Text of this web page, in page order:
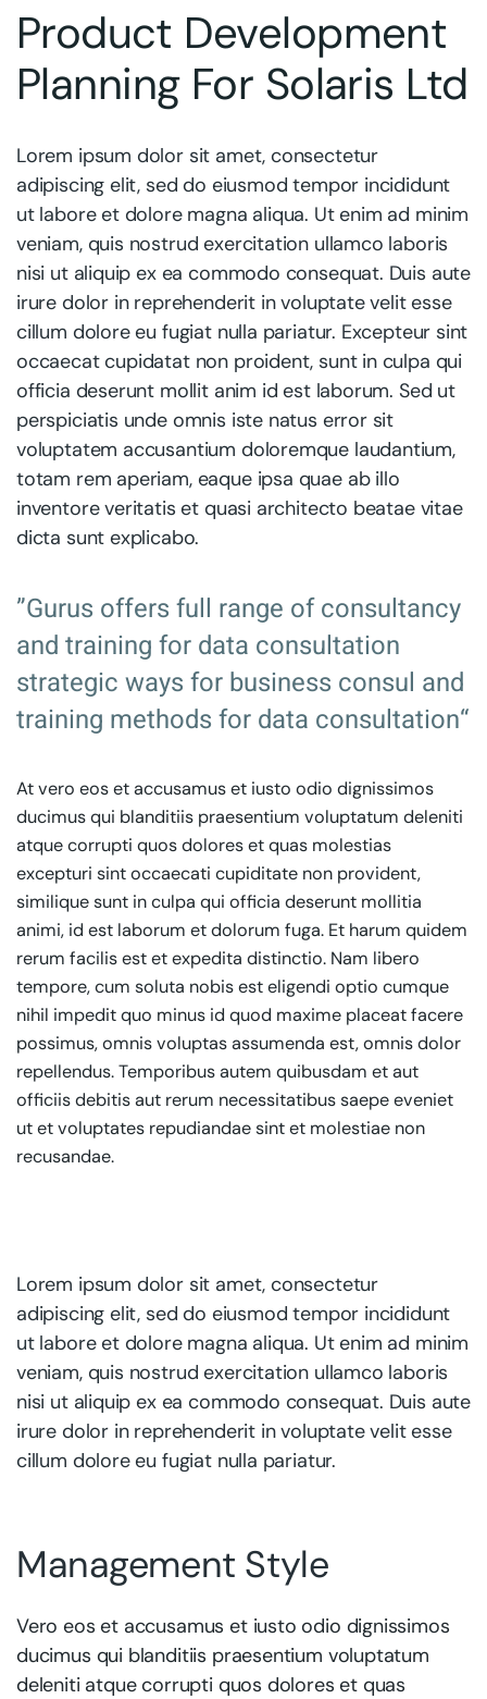
Product Development
Planning For Solaris Ltd
Lorem ipsum dolor sit amet, consectetur
adipiscing elit, sed do eiusmod tempor incididunt
ut labore et dolore magna aliqua. Ut enim ad minim
veniam, quis nostrud exercitation ullamco laboris
nisi ut aliquip ex ea commodo consequat. Duis aute
irure dolor in reprehenderit in voluptate velit esse
cillum dolore eu fugiat nulla pariatur. Excepteur sint
occaecat cupidatat non proident, sunt in culpa qui
officia deserunt mollit anim id est laborum. Sed ut
perspiciatis unde omnis iste natus error sit
voluptatem accusantium doloremque laudantium,
totam rem aperiam, eaque ipsa quae ab illo
inventore veritatis et quasi architecto beatae vitae
dicta sunt explicabo.
”Gurus offers full range of consultancy
and training for data consultation
strategic ways for business consul and
training methods for data consultation“
At vero eos et accusamus et iusto odio dignissimos
ducimus qui blanditiis praesentium voluptatum deleniti
atque corrupti quos dolores et quas molestias
excepturi sint occaecati cupiditate non provident,
similique sunt in culpa qui officia deserunt mollitia
animi, id est laborum et dolorum fuga. Et harum quidem
rerum facilis est et expedita distinctio. Nam libero
tempore, cum soluta nobis est eligendi optio cumque
nihil impedit quo minus id quod maxime placeat facere
possimus, omnis voluptas assumenda est, omnis dolor
repellendus. Temporibus autem quibusdam et aut
officiis debitis aut rerum necessitatibus saepe eveniet
ut et voluptates repudiandae sint et molestiae non
recusandae.
Lorem ipsum dolor sit amet, consectetur
adipiscing elit, sed do eiusmod tempor incididunt
ut labore et dolore magna aliqua. Ut enim ad minim
veniam, quis nostrud exercitation ullamco laboris
nisi ut aliquip ex ea commodo consequat. Duis aute
irure dolor in reprehenderit in voluptate velit esse
cillum dolore eu fugiat nulla pariatur.
Management Style
Vero eos et accusamus et iusto odio dignissimos
ducimus qui blanditiis praesentium voluptatum
deleniti atque corrupti quos dolores et quas